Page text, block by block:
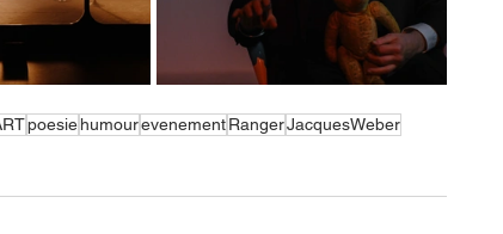
poesiehumourevenementRangerJacquesWeber